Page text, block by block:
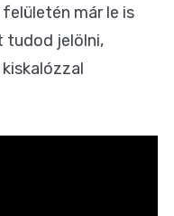
felületén már le is
tudod jelölni,